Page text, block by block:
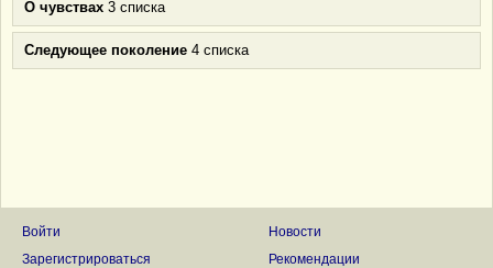
О чувствах 3 списка
Следующее поколение 4 списка
Войти
Зарегистрироваться
Новости
Рекомендации